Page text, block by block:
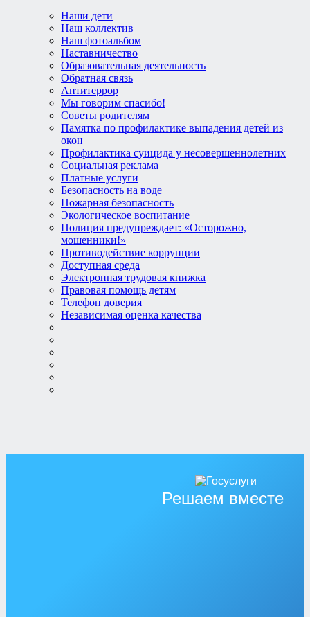
Наши дети
Наш коллектив
Наш фотоальбом
Наставничество
Образовательная деятельность
Обратная связь
Антитеррор
Мы говорим спасибо!
Советы родителям
Памятка по профилактике выпадения детей из
окон
Профилактика суицида у несовершеннолетних
Социальная реклама
Платные услуги
Безопасность на воде
Пожарная безопасность
Экологическое воспитание
Полиция предупреждает: «Осторожно,
мошенники!»
Противодействие коррупции
Доступная среда
Электронная трудовая книжка
Правовая помощь детям
Телефон доверия
Независимая оценка качества
Решаем вместе